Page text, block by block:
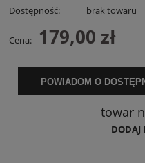
Dostępność: brak towaru
Cena: 179,00 zł
POWIADOM O
towar
DODAJ